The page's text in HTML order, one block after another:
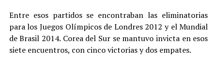
Entre esos partidos se encontraban las eliminatorias
para los Juegos Olímpicos de Londres 2012 y el Mundial
de Brasil 2014. Corea del Sur se mantuvo invicta en esos
siete encuentros, con cinco victorias y dos empates.